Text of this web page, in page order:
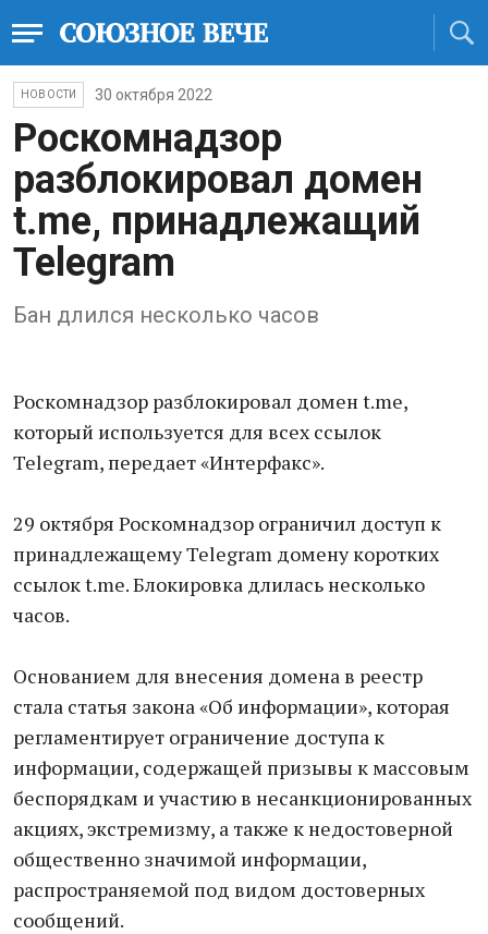
НОВОСТИ 30 октября 2022
Роскомнадзор
разблокировал домен
t.me, принадлежащий
Telegram
Бан длился несколько часов
Роскомнадзор разблокировал домен t.me,
который используется для всех ссылок
Telegram, передает «Интерфакс».
29 октября Роскомнадзор ограничил доступ к
принадлежащему Telegram домену коротких
ссылок t.me. Блокировка длилась несколько
часов.
Основанием для внесения домена в реестр
стала статья закона «Об информации», которая
регламентирует ограничение доступа к
информации, содержащей призывы к массовым
беспорядкам и участию в несанкционированных
акциях, экстремизму, а также к недостоверной
общественно значимой информации,
распространяемой под видом достоверных
сообщений.